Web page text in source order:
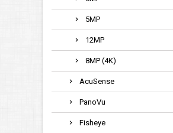
5MP
12MP
8MP (4K)
AcuSense
PanoVu
Fisheye